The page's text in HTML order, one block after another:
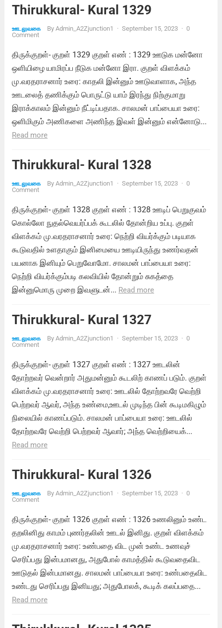
Thirukkural- Kural 1329
ஊடலுவகை By Admin_A2Zjunction1 · September 15, 2023 · 0
Comment
திருக்குறள்- குறள் 1329 குறள் எண் : 1329 ஊடுக மன்னோ
ஒளியிழை யாமிரப்ப நீடுக மன்னோ இரா. குறள் விளக்கம்
மு.வரதராசனார் உரை: காதலி இன்னும் ஊடுவாளாக, அந்த
ஊடலைத் தணிக்கும் பொருட்டு யாம் இரந்து நிற்குமாறு
இராக்காலம் இன்னும் நீட்டிப்பதாக. சாலமன் பாப்பையா உரை:
ஒளிமிகும் அணிகளை அணிந்த இவள் இன்னும் என்னோடு...
Read more
Thirukkural- Kural 1328
ஊடலுவகை By Admin_A2Zjunction1 · September 15, 2023 · 0
Comment
திருக்குறள்- குறள் 1328 குறள் எண் : 1328 ஊடிப் பெறுகுவம்
கொல்லோ நுதல்வெயர்ப்பக் கூடலில் தோன்றிய உப்பு. குறள்
விளக்கம் மு.வரதராசனார் உரை: நெற்றி வியர்க்கும் படியாக
கூடுவதில் உளதாகும் இனிமையை ஊடியிருந்து உணர்வதன்
பயனாக இனியும் பெறுவோமோ. சாலமன் பாப்பையா உரை:
நெற்றி வியர்க்கும்படி கலவியில் தோன்றும் சுகத்தை
இன்னுமொரு முறை இவளுடன்... Read more
Thirukkural- Kural 1327
ஊடலுவகை By Admin_A2Zjunction1 · September 15, 2023 · 0
Comment
திருக்குறள்- குறள் 1327 குறள் எண் : 1327 ஊடலின்
தோற்றவர் வென்றார் அதுமன்னும் கூடலிற் காணப் படும். குறள்
விளக்கம் மு.வரதராசனார் உரை: ஊடலில் தோற்றவரே வெற்றி
பெற்றவர் ஆவர், அந்த உண்மை,ஊடல் முடிந்த பின் கூடிமகிழும்
நிலையில் காணப்படும். சாலமன் பாப்பையா உரை: ஊடலில்
தோற்றவரே வெற்றி பெற்றவர் ஆவார்; அந்த வெற்றியைக்...
Read more
Thirukkural- Kural 1326
ஊடலுவகை By Admin_A2Zjunction1 · September 15, 2023 · 0
Comment
திருக்குறள்- குறள் 1326 குறள் எண் : 1326 உணலினும் உண்ட
தறலினிது காமம் புணர்தலின் ஊடல் இனிது. குறள் விளக்கம்
மு.வரதராசனார் உரை: உண்பதை விட முன் உண்ட உணவுச்
செரிப்பது இன்பமானது, அதுபோல் காமத்தில் கூடுவதைவிட
ஊடுதல் இன்பமானது. சாலமன் பாப்பையா உரை: உண்பதைவிட
உண்டது செரிப்பது இனியது; அதுபோலக், கூடிக் கலப்பதை...
Read more